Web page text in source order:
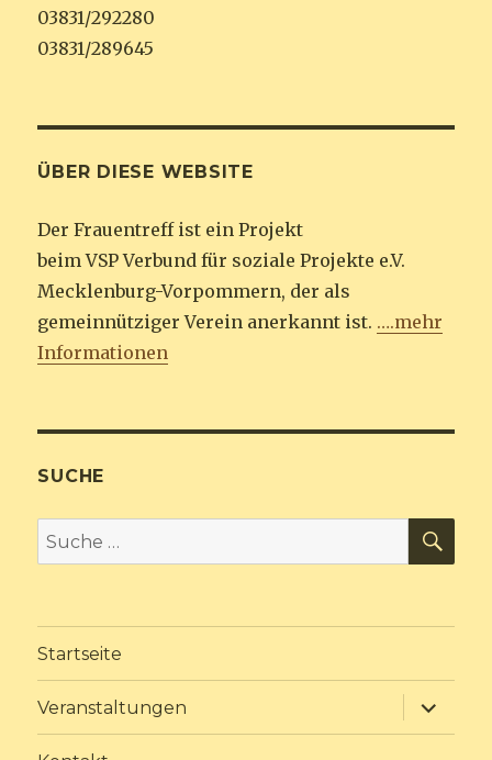
03831/292280
03831/289645
ÜBER DIESE WEBSITE
Der Frauentreff ist ein Projekt
beim VSP Verbund für soziale Projekte e.V.
Mecklenburg-Vorpommern, der als
gemeinnütziger Verein anerkannt ist. ….mehr
Informationen
SUCHE
Suche
nach:
Startseite
Veranstaltungen